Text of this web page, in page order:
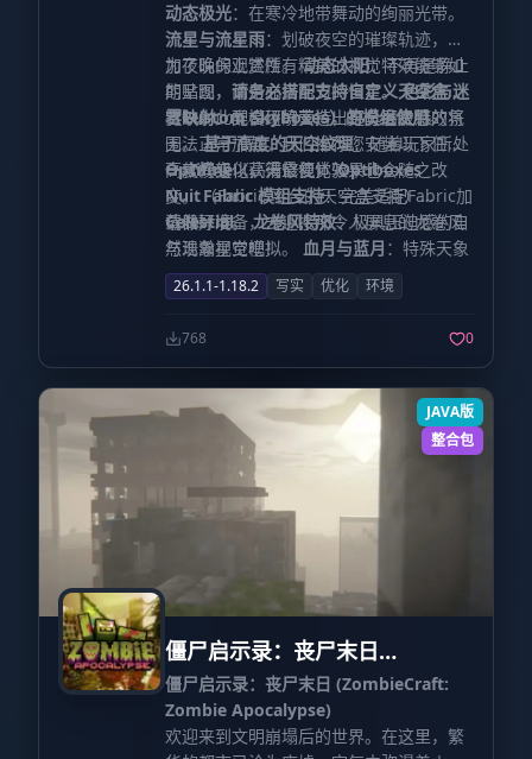
动态极光：在寒冷地带舞动的绚丽光带。
流星与流星雨：划破夜空的璀璨轨迹，增
加夜晚的观赏性。动态太阳：不再是静止
的贴图，而是充满活力的恒星。色彩与迷
雾映射：配合环境营造出更具层次感的氛
围。基于高度的天空纹理：随着玩家所处
高度的变化，天空视觉效果也会随之改
变。Fabric 模组支持：完美适配Fabric加
载器环境。龙卷风特效：极具压迫感的自
然现象视觉模拟。 血月与蓝月 ：特殊天象
带来的独特视觉冲击。 更多特性
新中，敬请期待。 关键技术说明
为了确保上述所有精美的视觉特效能够如
期呈现， 请务必搭配支持自定义天空盒
（Custom Skyboxes）的模组使用。
若缺少此类模组的支持，部分高级特效将
无法正常加载。我们推荐您安装以下任意
一款模组以获得最佳体验：
Optifine（高清修复）Optiboxes
Nuit（Fabric 平台的天空盒支持）
Celestial
请做好准备，去迎接那令人屏息的龙卷风
与浩瀚星空吧！
26.1.1-1.18.2 写实 优化 环境
768 0
JAVA版
整合包
僵尸启示录：丧尸末日
(ZombieCraft: Zombie
Apocalypse)
僵尸启示录：丧尸末日 (ZombieCraft:
Zombie Apocalypse)
欢迎来到文明崩塌后的世界。在这里，繁